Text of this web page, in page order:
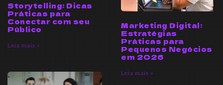
Storytelling: Dicas
Práticas para
Conectar com seu
Público
Leia mais »
Marketing Digital:
Estratégias
Práticas para
Pequenos Negócios
em 2026
Leia mais »